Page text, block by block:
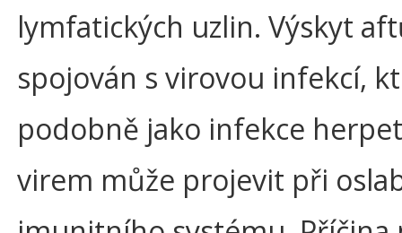
lymfatických uzlin. Výskyt
spojován s virovou infekcí,
podobně jako infekce
virem může projevit při